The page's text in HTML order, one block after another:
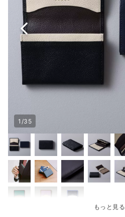
1/35
もっと見る